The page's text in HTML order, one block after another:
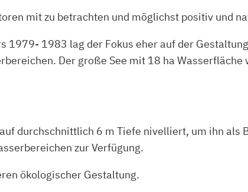
mit zu betrachten und möglichst positiv und
1979- 1983 lag der Fokus eher auf der
Der große See mit 18 ha
durchschnittlich 6 m Tiefe nivelliert, um ihn als
zur Verfügung.
ökologischer Gestaltung.